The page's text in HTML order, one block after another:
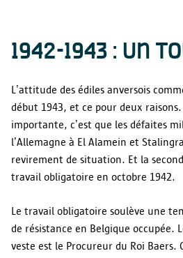
1942-1943 : UN
L’attitude des édiles anversois
début 1943, et ce pour deux
importante, c’est que les défaites
l’Allemagne à El Alamein et
revirement de situation. Et la
travail obligatoire en octobre 1942.
Le travail obligatoire soulève une
de résistance en Belgique occupée.
veste est le Procureur du Roi Baers.